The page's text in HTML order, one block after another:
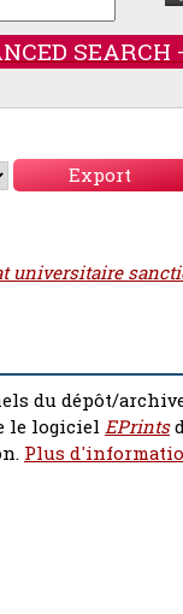
SEARCH
universitaire
du dépôt/
le logiciel EPrints
Plus